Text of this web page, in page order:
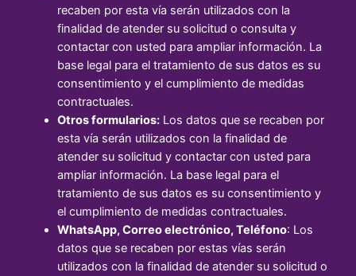
recaben por esta vía serán utilizados con la
finalidad de atender su solicitud o consulta y
contactar con usted para ampliar información. La
base legal para el tratamiento de sus datos es su
consentimiento y el cumplimiento de medidas
contractuales.
Otros formularios: Los datos que se recaben por
esta vía serán utilizados con la finalidad de
atender su solicitud y contactar con usted para
ampliar información. La base legal para el
tratamiento de sus datos es su consentimiento y
el cumplimiento de medidas contractuales.
WhatsApp, Correo electrónico, Teléfono: Los
datos que se recaben por estas vías serán
utilizados con la finalidad de atender su solicitud o